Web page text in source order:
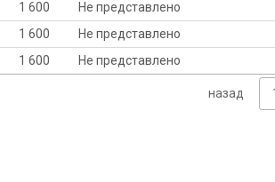
1 600
Не представлено
1 600
Не представлено
1 600 Не представлено
назад